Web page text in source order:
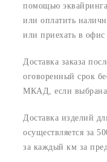
помощью
или оплатить
или приехать в офис
Доставка заказа
оговоренный срок
МКАД, если выбрана
Доставка изделий
осуществляется за
за каждый км за